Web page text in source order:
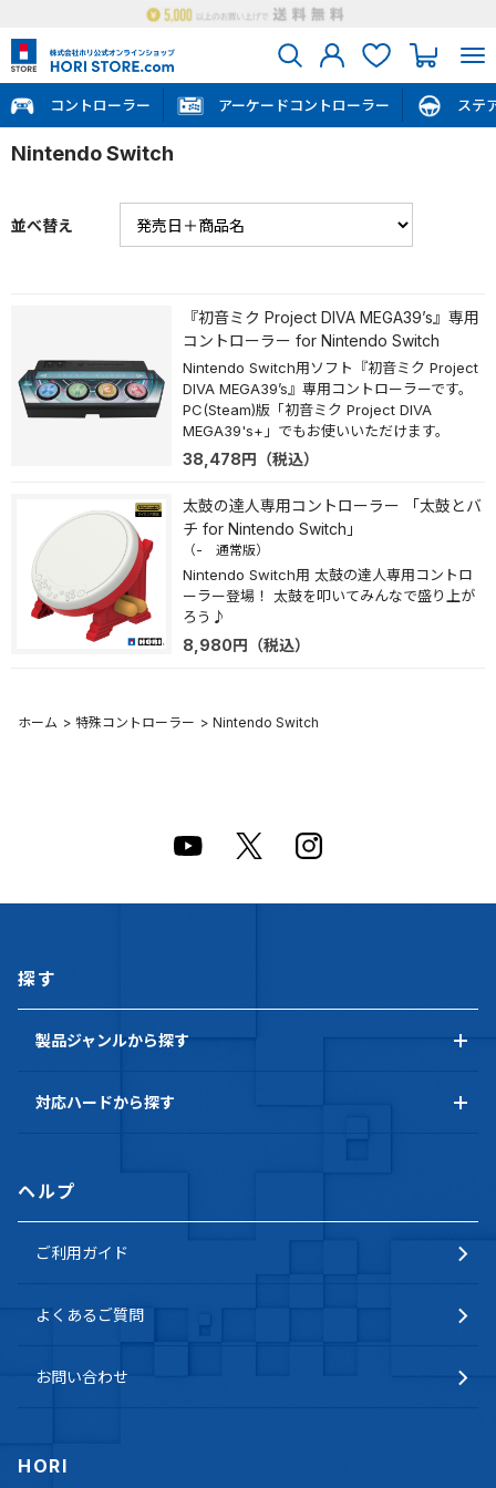
コントローラー アーケードコントローラー ステ
Nintendo Switch
並べ替え
『初音ミク Project DIVA MEGA39’s』専用
コントローラー for Nintendo Switch
Nintendo Switch用ソフト『初音ミク Project
DIVA MEGA39’s』専用コントローラーです。
PC(Steam)版「初音ミク Project DIVA
MEGA39's+」でもお使いいただけます。
38,478円 （税込）
太鼓の達人専用コントローラー 「太鼓とバ
チ for Nintendo Switch」
（- 通常版）
Nintendo Switch用 太鼓の達人専用コントロ
ーラー登場！ 太鼓を叩いてみんなで盛り上が
ろう♪
8,980円 （税込）
ホーム > 特殊コントローラー > Nintendo Switch
探す
製品ジャンルから探す
対応ハードから探す
ヘルプ
ご利用ガイド
よくあるご質問
お問い合わせ
HORI